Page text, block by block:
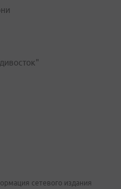
сетевого издания